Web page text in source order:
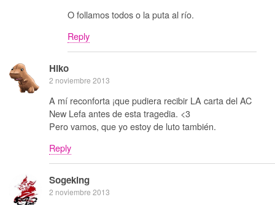
O follamos todos o la puta al río.
Reply
Hiko
2 noviembre 2013
A mí reconforta ¡que pudiera recibir LA carta del AC
New Lefa antes de esta tragedia. <3
Pero vamos, que yo estoy de luto también.
Reply
Sogeking
2 noviembre 2013